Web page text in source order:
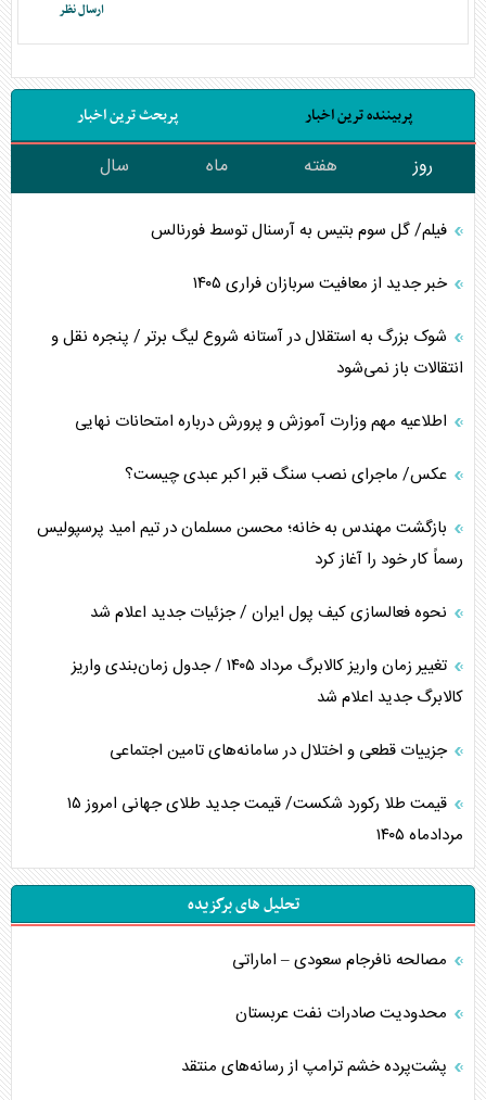
پربیننده ترین اخبار پربحث ترین اخبار
روز هفته ماه سال
فیلم/ گل سوم بتیس به آرسنال توسط فورنالس
خبر جدید از معافیت سربازان فراری ۱۴۰۵
شوک بزرگ به استقلال در آستانه شروع لیگ برتر / پنجره نقل و
انتقالات باز نمی‌شود
اطلاعیه مهم وزارت آموزش و پرورش درباره امتحانات نهایی
عکس/ ماجرای نصب سنگ قبر اکبر عبدی چیست؟
بازگشت مهندس به خانه؛ محسن مسلمان در تیم امید پرسپولیس
رسماً کار خود را آغاز کرد
نحوه فعالسازی کیف پول ایران / جزئیات جدید اعلام شد
تغییر زمان واریز کالابرگ مرداد ۱۴۰۵ / جدول زمان‌بندی واریز
کالابرگ جدید اعلام شد
جزییات قطعی و اختلال در سامانه‌های تامین اجتماعی
قیمت طلا رکورد شکست/ قیمت جدید طلای جهانی امروز ۱۵
مردادماه ۱۴۰۵
تحلیل های برگزیده
مصالحه نافرجام سعودی – اماراتی
محدودیت صادرات نفت عربستان
پشت‌پرده خشم ترامپ از رسانه‌های منتقد